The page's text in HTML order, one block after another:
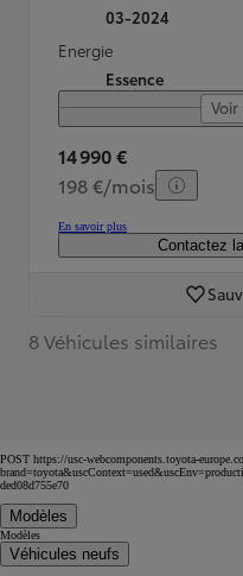
03-2024
Energie
Essence
Voir
14 990 €
198 €/mois
En savoir plus
Contactez
8 Véhicules similaires
POST https://usc-webcomponents.toyota-
ded08d755e70
Modèles
Modèles
Véhicules neufs